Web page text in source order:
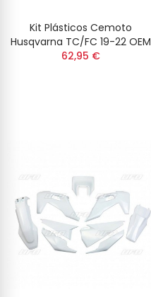
Kit Plásticos Cemoto
Husqvarna TC/FC 19-22 OEM
62,95 €